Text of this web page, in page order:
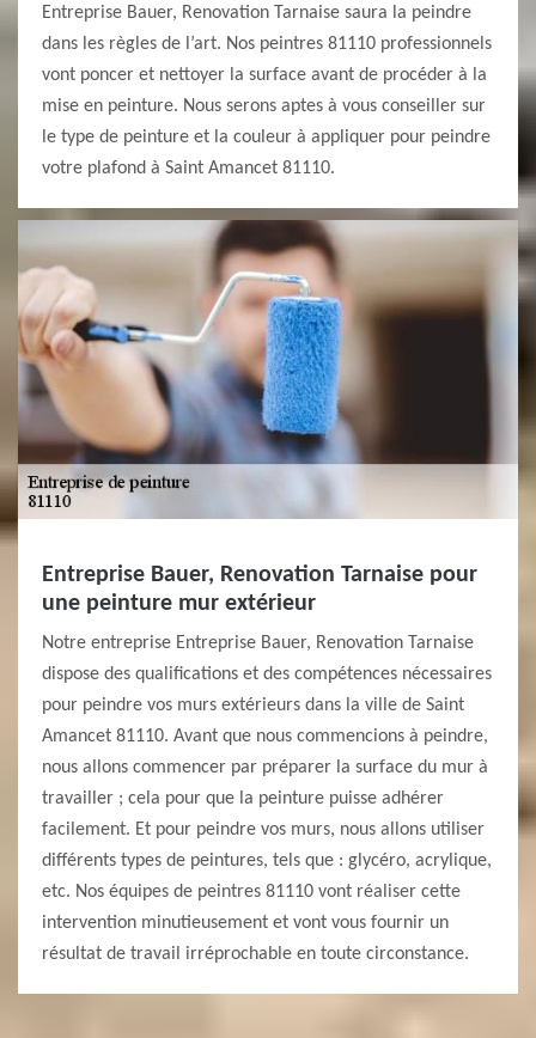
Entreprise Bauer, Renovation Tarnaise saura la peindre
dans les règles de l’art. Nos peintres 81110 professionnels
vont poncer et nettoyer la surface avant de procéder à la
mise en peinture. Nous serons aptes à vous conseiller sur
le type de peinture et la couleur à appliquer pour peindre
votre plafond à Saint Amancet 81110.
Entreprise Bauer, Renovation Tarnaise pour
une peinture mur extérieur
Notre entreprise Entreprise Bauer, Renovation Tarnaise
dispose des qualifications et des compétences nécessaires
pour peindre vos murs extérieurs dans la ville de Saint
Amancet 81110. Avant que nous commencions à peindre,
nous allons commencer par préparer la surface du mur à
travailler ; cela pour que la peinture puisse adhérer
facilement. Et pour peindre vos murs, nous allons utiliser
différents types de peintures, tels que : glycéro, acrylique,
etc. Nos équipes de peintres 81110 vont réaliser cette
intervention minutieusement et vont vous fournir un
résultat de travail irréprochable en toute circonstance.